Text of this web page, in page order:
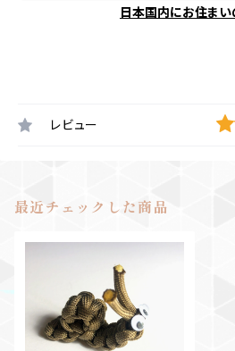
日本国内にお住まい
レビュー
最近チェックした商品